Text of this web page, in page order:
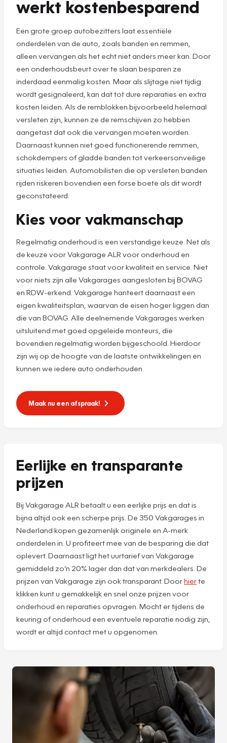
werkt kostenbesparend
Een grote groep autobezitters laat essentiële
onderdelen van de auto, zoals banden en remmen,
alleen vervangen als het echt niet anders meer kan. Door
een onderhoudsbeurt over te slaan besparen ze
inderdaad eenmalig kosten. Maar als slijtage niet tijdig
wordt gesignaleerd, kan dat tot dure reparaties en extra
kosten leiden. Als de remblokken bijvoorbeeld helemaal
versleten zijn, kunnen ze de remschijven zo hebben
aangetast dat ook die vervangen moeten worden.
Daarnaast kunnen niet goed functionerende remmen,
schokdempers of gladde banden tot verkeersonveilige
situaties leiden. Automobilisten die op versleten banden
rijden riskeren bovendien een forse boete als dit wordt
geconstateerd.
Kies voor vakmanschap
Regelmatig onderhoud is een verstandige keuze. Net als
de keuze voor Vakgarage ALR voor onderhoud en
controle. Vakgarage staat voor kwaliteit en service. Niet
voor niets zijn alle Vakgarages aangesloten bij BOVAG
en RDW-erkend. Vakgarage hanteert daarnaast een
eigen kwaliteitsplan, waarvan de eisen hoger liggen dan
die van BOVAG. Alle deelnemende Vakgarages werken
uitsluitend met goed opgeleide monteurs, die
bovendien regelmatig worden bijgeschoold. Hierdoor
zijn wij op de hoogte van de laatste ontwikkelingen en
kunnen we iedere auto onderhouden.
Maak nu een afspraak!
Eerlijke en transparante
prijzen
Bij Vakgarage ALR betaalt u een eerlijke prijs en dat is
bijna altijd ook een scherpe prijs. De 350 Vakgarages in
Nederland kopen gezamenlijk originele en A-merk
onderdelen in. U profiteert mee van de besparing die dat
oplevert. Daarnaast ligt het uurtarief van Vakgarage
gemiddeld zo’n 20% lager dan dat van merkdealers. De
prijzen van Vakgarage zijn ook transparant. Doorhierte
klikken kunt u gemakkelijk en snel onze prijzen voor
onderhoud en reparaties opvragen. Mocht er tijdens de
keuring of onderhoud een eventuele reparatie nodig zijn,
wordt er altijd contact met u opgenomen.